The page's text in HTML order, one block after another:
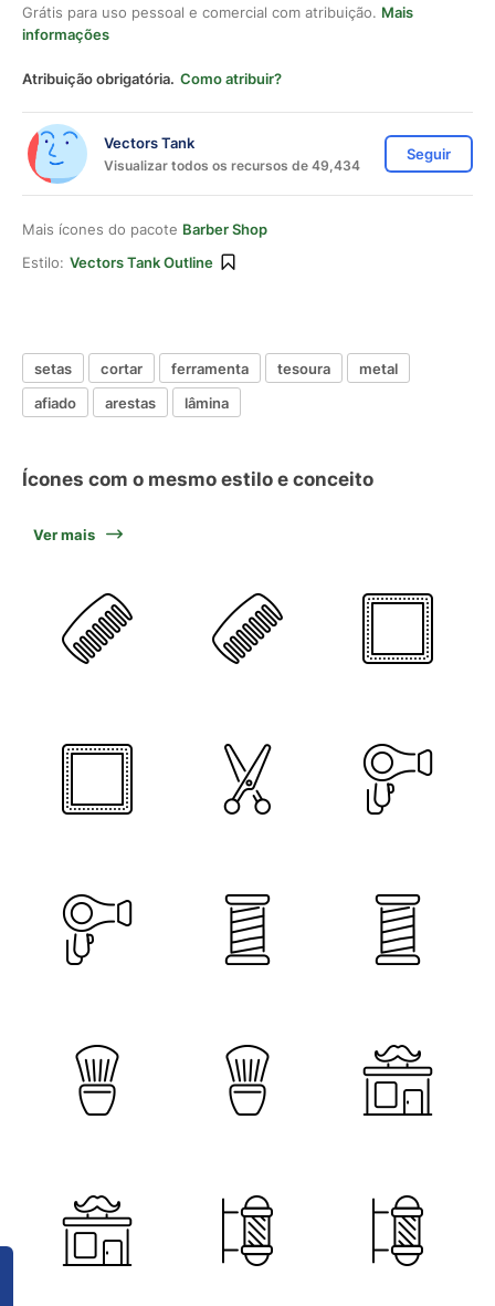
Grátis para uso pessoal e comercial com atribuição. Mais
informações
Atribuição obrigatória. Como atribuir?
Vectors Tank
Visualizar todos os recursos de 49,434
Seguir
Mais ícones do pacote Barber Shop
Estilo: Vectors Tank Outline
setas cortar ferramenta tesoura
metal
afiado
arestas lâmina
Ícones com o mesmo estilo e conceito
Ver mais